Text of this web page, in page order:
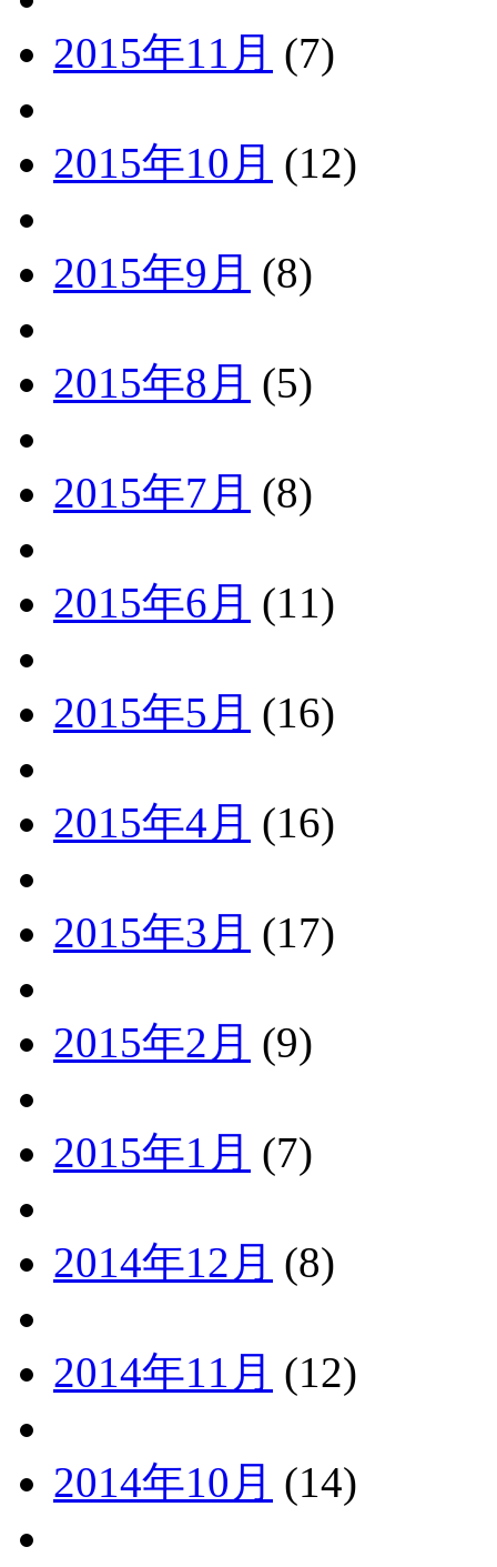
2015年11月 (7)
2015年10月 (12)
2015年9月 (8)
2015年8月 (5)
2015年7月 (8)
2015年6月 (11)
2015年5月 (16)
2015年4月 (16)
2015年3月 (17)
2015年2月 (9)
2015年1月 (7)
2014年12月 (8)
2014年11月 (12)
2014年10月 (14)